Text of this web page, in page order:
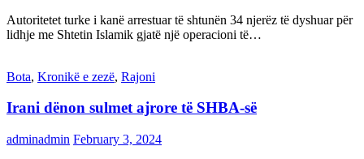
Autoritetet turke i kanë arrestuar të shtunën 34 njerëz të dyshuar për
lidhje me Shtetin Islamik gjatë një operacioni të…
Bota, Kronikë e zezë, Rajoni
Irani dënon sulmet ajrore të SHBA-së
adminadmin February 3, 2024